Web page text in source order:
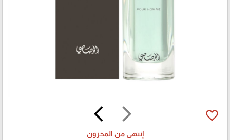
arrow_forward_ios
arrow_back_ios favorite_border
إنتهى من المخزون